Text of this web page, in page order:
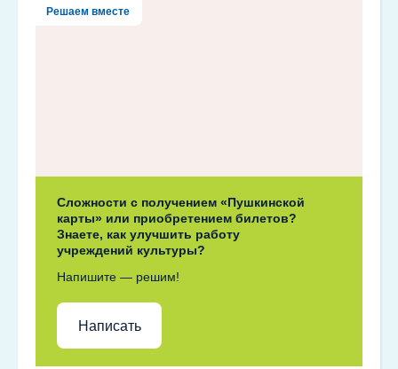
Решаем вместе
Сложности с получением «Пушкинской
карты» или приобретением билетов?
Знаете, как улучшить работу
учреждений культуры?
Напишите — решим!
Написать